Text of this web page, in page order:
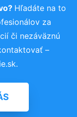
Hľadáte na to
za
či nezáväznú
–